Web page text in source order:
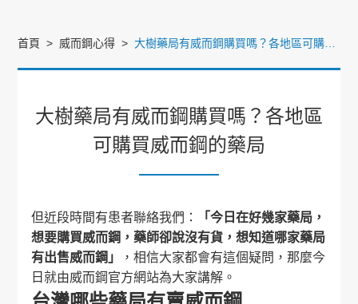
首頁 威而鋼心得
大樹藥局有威而鋼購買嗎？各地區
可購買威而鋼的藥局
但近段時間有患者聯絡我們：
「今日在好幾家藥局，
想要購買威而鋼，藥師卻說沒有貨，想知道哪家藥局
有出售威而鋼」
，相信大家都會有這個疑問，那麼今
日就由威而鋼官方網站為大家講解。